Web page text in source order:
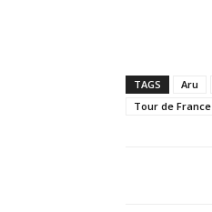
TAGS Aru
Tour de France